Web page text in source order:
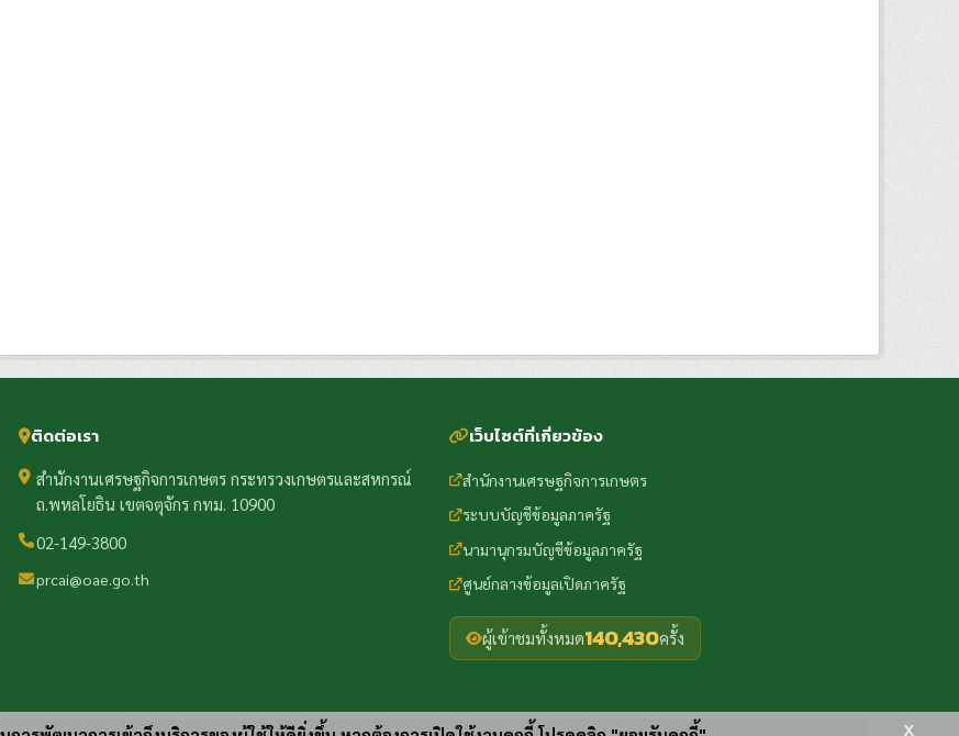
ติดต่อเรา
สำนักงานเศรษฐกิจการเกษตร กระทรวงเกษตรและสหกรณ์
ถ.พหลโยธิน เขตจตุจักร กทม. 10900
02-149-3800
prcai@oae.go.th
เว็บไซต์ที่เกี่ยวข้อง
สำนักงานเศรษฐกิจการเกษตร
ระบบบัญชีข้อมูลภาครัฐ
นามานุกรมบัญชีข้อมูลภาครัฐ
ศูนย์กลางข้อมูลเปิดภาครัฐ
ผู้เข้าชมทั้งหมด140,430ครั้ง
x